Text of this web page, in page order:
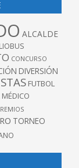
ALCALDE
CONCURSO
DIVERSIÓN
FUTBOL
MÉDICO
TORNEO